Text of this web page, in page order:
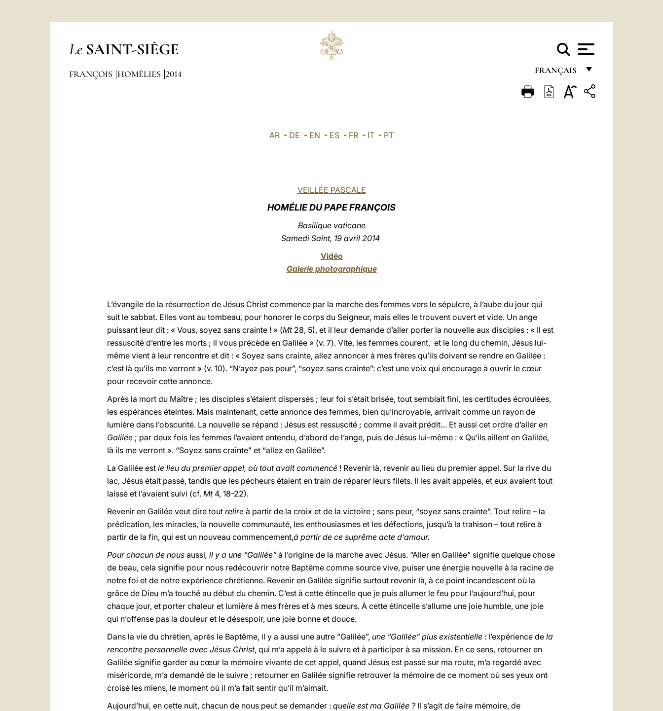
Le SAINT-SIÈGE
FRANÇAIS
FRANÇAIS
FRANÇOIS HOMÉLIES 2014
AR - DE - EN - ES - FR - IT - PT
VEILLÉE PASCALE
HOMÉLIE DU PAPEFRANÇOIS
Basilique vaticane
Samedi Saint, 19 avril 2014
Vidéo
Galerie photographique
L’évangile de la résurrection de Jésus Christ commence par la marche des femmes vers le sépulcre, à l’aube du jour qui
suit le sabbat. Elles vont au tombeau, pour honorer le corps du Seigneur, mais elles le trouvent ouvert et vide. Un ange
puissant leur dit : « Vous, soyez sans crainte ! » (Mt 28, 5), et il leur demande d’aller porter la nouvelle aux disciples : « Il est
ressuscité d’entre les morts ; il vous précède en Galilée » (v. 7). Vite, les femmes courent, et le long du chemin, Jésus lui-
même vient à leur rencontre et dit : « Soyez sans crainte, allez annoncer à mes frères qu’ils doivent se rendre en Galilée :
c’est là qu’ils me verront » (v. 10). “N’ayez pas peur”, “soyez sans crainte”: c’est une voix qui encourage à ouvrir le cœur
pour recevoir cette annonce.
Après la mort du Maître ; les disciples s’étaient dispersés ; leur foi s’était brisée, tout semblait fini, les certitudes écroulées,
les espérances éteintes. Mais maintenant, cette annonce des femmes, bien qu’incroyable, arrivait comme un rayon de
lumière dans l’obscurité. La nouvelle se répand : Jésus est ressuscité ; comme il avait prédit… Et aussi cet ordre d’aller en
Galilée ; par deux fois les femmes l’avaient entendu, d’abord de l’ange, puis de Jésus lui-même : « Qu’ils aillent en Galilée,
là ils me verront ». “Soyez sans crainte” et “allez en Galilée”.
La Galilée est le lieu du premier appel, où tout avait commencé ! Revenir là, revenir au lieu du premier appel. Sur la rive du
lac, Jésus était passé, tandis que les pécheurs étaient en train de réparer leurs filets. Il les avait appelés, et eux avaient tout
laissé et l’avaient suivi (cf. Mt 4, 18-22).
Revenir en Galilée veut dire tout relire à partir de la croix et de la victoire ; sans peur, “soyez sans crainte”. Tout relire – la
prédication, les miracles, la nouvelle communauté, les enthousiasmes et les défections, jusqu’à la trahison – tout relire à
partir de la fin, qui est un nouveau commencement,à partir de ce suprême acte d’amour.
Pour chacun de nous aussi, il y a une “Galilée”à l’origine de la marche avec Jésus. “Aller en Galilée” signifie quelque chose
de beau, cela signifie pour nous redécouvrir notre Baptême comme source vive, puiser une énergie nouvelle à la racine de
notre foi et de notre expérience chrétienne. Revenir en Galilée signifie surtout revenir là, à ce point incandescent où la
grâce de Dieu m’a touché au début du chemin. C’est à cette étincelle que je puis allumer le feu pour l’aujourd’hui, pour
chaque jour, et porter chaleur et lumière à mes frères et à mes sœurs. À cette étincelle s’allume une joie humble, une joie
qui n’offense pas la douleur et le désespoir, une joie bonne et douce.
Dans la vie du chrétien, après le Baptême, il y a aussi une autre “Galilée”, une “Galilée” plus existentielle : l’expérience de la
rencontre personnelle avec Jésus Christ, qui m’a appelé à le suivre et à participer à sa mission. En ce sens, retourner en
Galilée signifie garder au cœur la mémoire vivante de cet appel, quand Jésus est passé sur ma route, m’a regardé avec
miséricorde, m’a demandé de le suivre ; retourner en Galilée signifie retrouver la mémoire de ce moment où ses yeux ont
croisé les miens, le moment où il m’a fait sentir qu’il m’aimait.
Aujourd’hui, en cette nuit, chacun de nous peut se demander : quelle est ma Galilée ? Il s’agit de faire mémoire, de